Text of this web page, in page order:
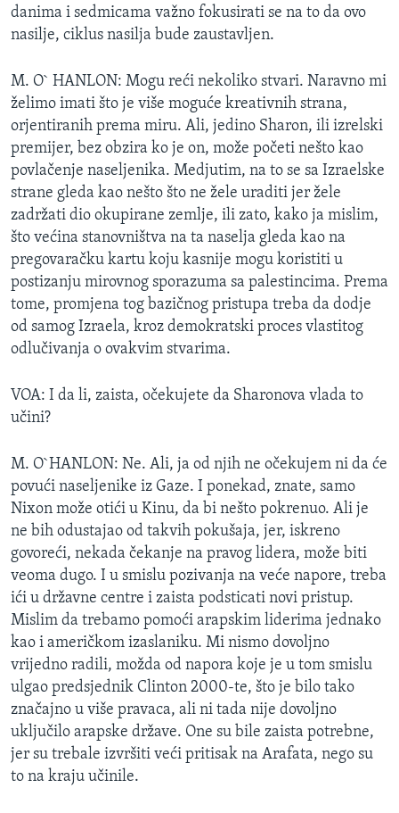
danima i sedmicama važno fokusirati se na to da ovo
nasilje, ciklus nasilja bude zaustavljen.
M. O` HANLON: Mogu reći nekoliko stvari. Naravno mi
želimo imati što je više moguće kreativnih strana,
orjentiranih prema miru. Ali, jedino Sharon, ili izrelski
premijer, bez obzira ko je on, može početi nešto kao
povlačenje naseljenika. Medjutim, na to se sa Izraelske
strane gleda kao nešto što ne žele uraditi jer žele
zadržati dio okupirane zemlje, ili zato, kako ja mislim,
što većina stanovništva na ta naselja gleda kao na
pregovaračku kartu koju kasnije mogu koristiti u
postizanju mirovnog sporazuma sa palestincima. Prema
tome, promjena tog bazičnog pristupa treba da dodje
od samog Izraela, kroz demokratski proces vlastitog
odlučivanja o ovakvim stvarima.
VOA: I da li, zaista, očekujete da Sharonova vlada to
učini?
M. O`HANLON: Ne. Ali, ja od njih ne očekujem ni da će
povući naseljenike iz Gaze. I ponekad, znate, samo
Nixon može otići u Kinu, da bi nešto pokrenuo. Ali je
ne bih odustajao od takvih pokušaja, jer, iskreno
govoreći, nekada čekanje na pravog lidera, može biti
veoma dugo. I u smislu pozivanja na veće napore, treba
ići u državne centre i zaista podsticati novi pristup.
Mislim da trebamo pomoći arapskim liderima jednako
kao i američkom izaslaniku. Mi nismo dovoljno
vrijedno radili, možda od napora koje je u tom smislu
ulgao predsjednik Clinton 2000-te, što je bilo tako
značajno u više pravaca, ali ni tada nije dovoljno
uključilo arapske države. One su bile zaista potrebne,
jer su trebale izvršiti veći pritisak na Arafata, nego su
to na kraju učinile.